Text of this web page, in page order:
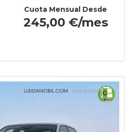
Cuota Mensual Desde
245,00 €/mes